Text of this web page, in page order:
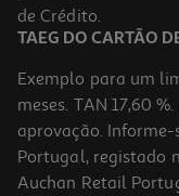
14,99 €
de Crédito.
TAEG DO CARTÃO
Exemplo para um
meses. TAN 17,60
aprovação.
Portugal, registado
Auchan Retail